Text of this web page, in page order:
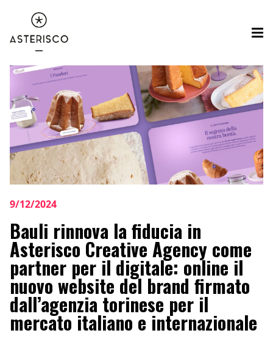
9/12/2024
Bauli rinnova la fiducia in
Asterisco Creative Agency come
partner per il digitale: online il
nuovo website del brand firmato
dall’agenzia torinese per il
mercato italiano e internazionale